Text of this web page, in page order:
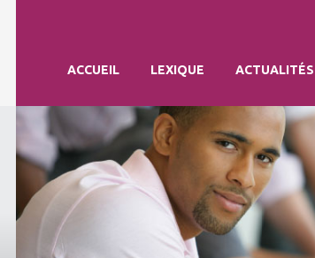
ACCUEIL LEXIQUE ACTUALITÉS